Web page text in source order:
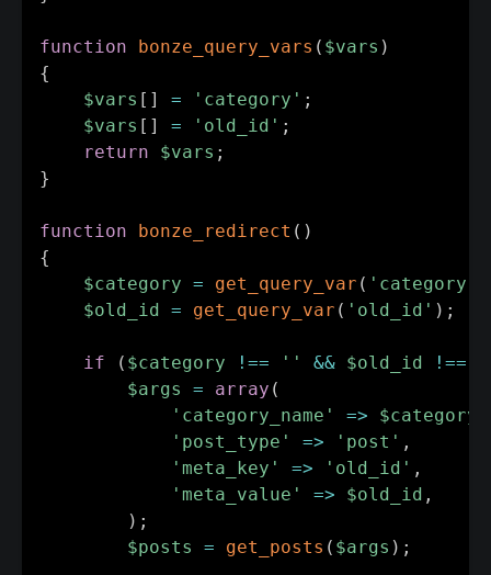
function bonze_query_vars ( $vars )
{
$vars [ ] = 'category' ;
$vars [ ] = 'old_id' ;
return
$vars ;
}
function bonze_redirect ( )
{
$category = get_query_var ( 'category'
$old_id = get_query_var ( 'old_id' ) ;
if ( $category !== '' && $old_id !==
$args
= array (
'category_name'
=> $category
'post_type'
=> 'post' ,
'meta_key'
=> 'old_id' ,
'meta_value'
=> $old_id ,
) ;
$posts
= get_posts ( $args ) ;